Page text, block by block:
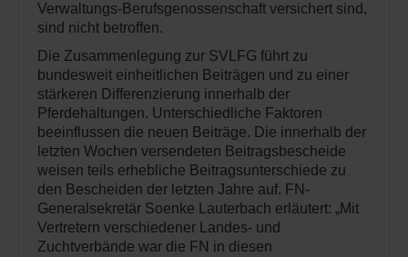
Verwaltungs-Berufsgenossenschaft versichert sind,
sind nicht betroffen.
Die Zusammenlegung zur SVLFG führt zu
bundesweit einheitlichen Beiträgen und zu einer
stärkeren Differenzierung innerhalb der
Pferdehaltungen. Unterschiedliche Faktoren
beeinflussen die neuen Beiträge. Die innerhalb der
letzten Wochen versendeten Beitragsbescheide
weisen teils erhebliche Beitragsunterschiede zu
den Bescheiden der letzten Jahre auf. FN-
Generalsekretär Soenke Lauterbach erläutert: „Mit
Vertretern verschiedener Landes- und
Zuchtverbände war die FN in diesen